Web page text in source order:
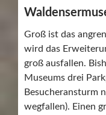
Groß ist das
wird das
groß ausfallen.
Museums drei
Besucheransturm
wegfallen). Einen